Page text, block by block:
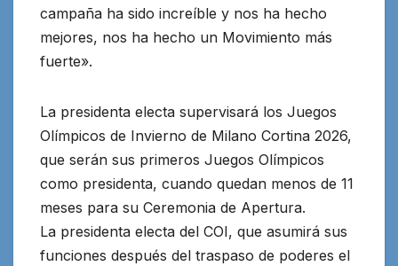
campaña ha sido increíble y nos ha hecho
mejores, nos ha hecho un Movimiento más
fuerte».
La presidenta electa supervisará los Juegos
Olímpicos de Invierno de Milano Cortina 2026,
que serán sus primeros Juegos Olímpicos
como presidenta, cuando quedan menos de 11
meses para su Ceremonia de Apertura.
La presidenta electa del COI, que asumirá sus
funciones después del traspaso de poderes el